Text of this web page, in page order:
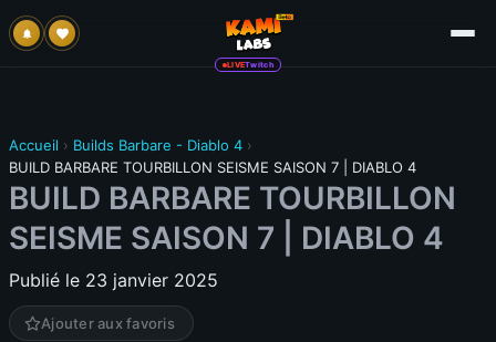
LIVETwitch
Accueil › Builds Barbare - Diablo 4 ›
BUILD BARBARE TOURBILLON SEISME SAISON 7 | DIABLO 4
BUILD BARBARE TOURBILLON
SEISME SAISON 7 | DIABLO 4
Publié le 23 janvier 2025
Ajouter aux favoris